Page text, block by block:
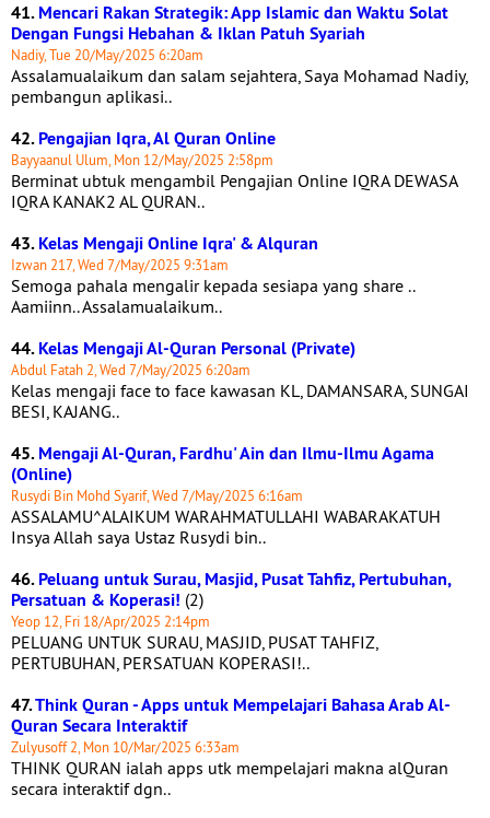
41.Mencari Rakan Strategik: App Islamic dan Waktu Solat
Dengan Fungsi Hebahan & Iklan Patuh Syariah
Nadiy, Tue 20/May/2025 6:20am
Assalamualaikum dan salam sejahtera, Saya Mohamad Nadiy,
pembangun aplikasi..
42.Pengajian Iqra, Al Quran Online
Bayyaanul Ulum, Mon 12/May/2025 2:58pm
Berminat ubtuk mengambil Pengajian Online IQRA DEWASA
IQRA KANAK2 AL QURAN..
43.Kelas Mengaji Online Iqra' & Alquran
Izwan 217, Wed 7/May/2025 9:31am
Semoga pahala mengalir kepada sesiapa yang share ..
Aamiinn.. Assalamualaikum..
44.Kelas Mengaji Al-Quran Personal (Private)
Abdul Fatah 2, Wed 7/May/2025 6:20am
Kelas mengaji face to face kawasan KL, DAMANSARA, SUNGAI
BESI, KAJANG..
45.Mengaji Al-Quran, Fardhu' Ain dan Ilmu-Ilmu Agama
(Online)
Rusydi Bin Mohd Syarif, Wed 7/May/2025 6:16am
ASSALAMU^ALAIKUM WARAHMATULLAHI WABARAKATUH
Insya Allah saya Ustaz Rusydi bin..
46.Peluang untuk Surau, Masjid, Pusat Tahfiz, Pertubuhan,
Persatuan & Koperasi! (2)
Yeop 12, Fri 18/Apr/2025 2:14pm
PELUANG UNTUK SURAU, MASJID, PUSAT TAHFIZ,
PERTUBUHAN, PERSATUAN KOPERASI!..
47.Think Quran - Apps untuk Mempelajari Bahasa Arab Al-
Quran Secara Interaktif
Zulyusoff 2, Mon 10/Mar/2025 6:33am
THINK QURAN ialah apps utk mempelajari makna alQuran
secara interaktif dgn..